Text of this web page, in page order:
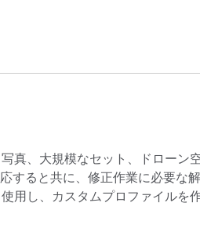
真、大規模なセット、ドローン
すると共に、修正作業に必要な
用し、カスタムプロファイルを